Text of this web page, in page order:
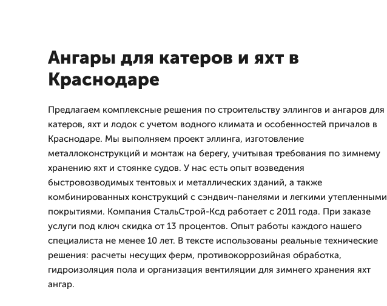
Ангары для катеров и яхт в
Краснодаре
Предлагаем комплексные решения по строительству эллингов и ангаров для
катеров, яхт и лодок с учетом водного климата и особенностей причалов в
Краснодаре. Мы выполняем проект эллинга, изготовление
металлоконструкций и монтаж на берегу, учитывая требования по зимнему
хранению яхт и стоянке судов. У нас есть опыт возведения
быстровозводимых тентовых и металлических зданий, а также
комбинированных конструкций с сэндвич-панелями и легкими утепленными
покрытиями. Компания СтальСтрой-Ксд работает с 2011 года. При заказе
услуги под ключ скидка от 13 процентов. Опыт работы каждого нашего
специалиста не менее 10 лет. В тексте использованы реальные технические
решения: расчеты несущих ферм, противокоррозийная обработка,
гидроизоляция пола и организация вентиляции для зимнего хранения яхт
ангар.